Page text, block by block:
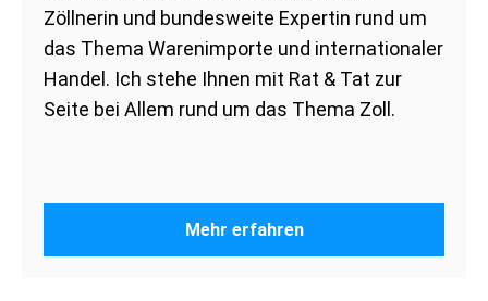
Zöllnerin und bundesweite Expertin rund um
das Thema Warenimporte und internationaler
Handel. Ich stehe Ihnen mit Rat & Tat zur
Seite bei Allem rund um das Thema Zoll.
Mehr erfahren